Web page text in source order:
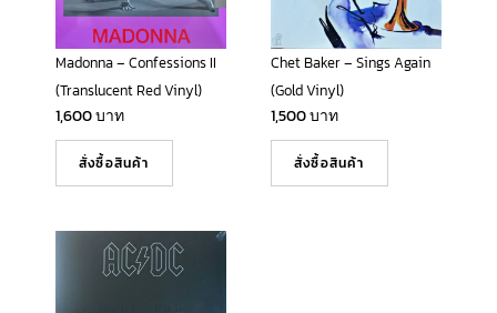
Madonna – Confessions II
(Translucent Red Vinyl)
1,600บาท
สั่งซื้อสินค้า
Chet Baker – Sings Again
(Gold Vinyl)
1,500บาท
สั่งซื้อสินค้า